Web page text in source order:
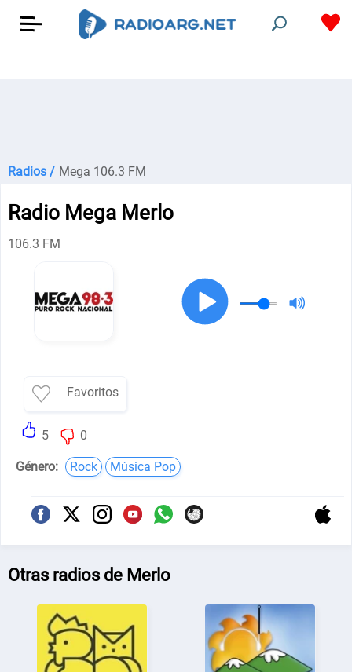
Radios / Mega 106.3 FM
Radio Mega Merlo
106.3 FM
Favoritos
5 0
Género: Rock Música Pop
Otras radios de Merlo